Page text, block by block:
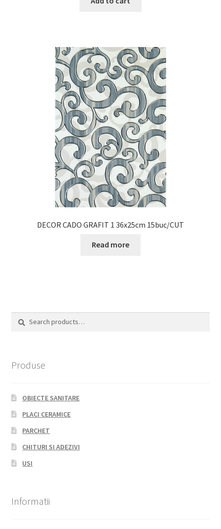
DECOR CADO GRAFIT 1 36x25cm 15buc/CUT
Read more
Search
Search
Produse
OBIECTE SANITARE
PLACI CERAMICE
PARCHET
CHITURI SI ADEZIVI
USI
Informatii